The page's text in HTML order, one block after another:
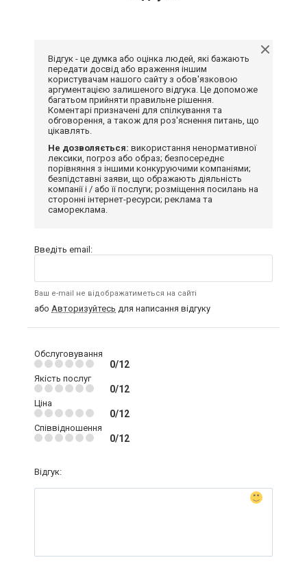
Відгук - це думка або оцінка людей, які бажають
передати досвід або враження іншим
користувачам нашого сайту з обов'язковою
аргументацією залишеного відгука. Це допоможе
багатьом прийняти правильне рішення.
Коментарі призначені для спілкування та
обговорення, а також для роз'яснення питань, що
цікавлять.
Не дозволяється: використання ненормативної
лексики, погроз або образ; безпосереднє
порівняння з іншими конкуруючими компаніями;
безпідставні заяви, що ображають діяльність
компанії і / або її послуги; розміщення посилань на
сторонні інтернет-ресурси; реклама та
самореклама.
Введіть email:
Ваш e-mail не відображатиметься на сайті
або Авторизуйтесь для написання відгуку
Обслуговування
0/12
Якість послуг
0/12
Ціна
0/12
Співвідношення
0/12
Відгук: